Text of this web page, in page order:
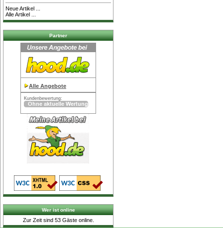
Neue Artikel ...
Alle Artikel ...
Partner
Alle Angebote
Kundenbewertung:
Wer ist online
Zur Zeit sind 53 Gäste online.